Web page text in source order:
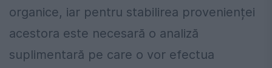
organice, iar pentru stabilirea provenienței
acestora este necesară o analiză
suplimentară pe care o vor efectua